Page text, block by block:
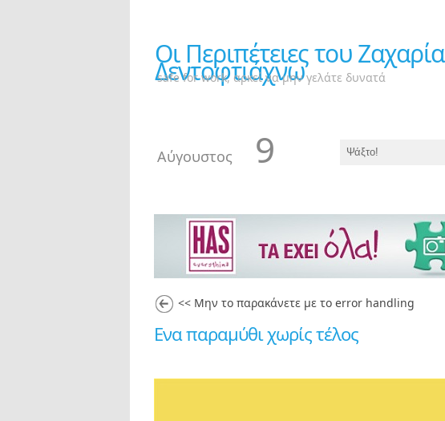
Οι Περιπέτειες του Ζαχαρία
Δεντοφτιάχνω
safe for work, αρκεί να μην γελάτε δυνατά
Αύγουστος 9
<< Μην το παρακάνετε με το error handling
Ενα παραμύθι χωρίς τέλος